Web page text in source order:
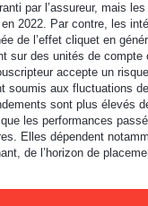
par l’assureur, mais
2022. Par contre, les
de l’effet cliquet en
sur des unités de compte
accepte un
soumis aux fluctuations
sont plus élevés
les performances
Elles dépendent
de l’horizon de